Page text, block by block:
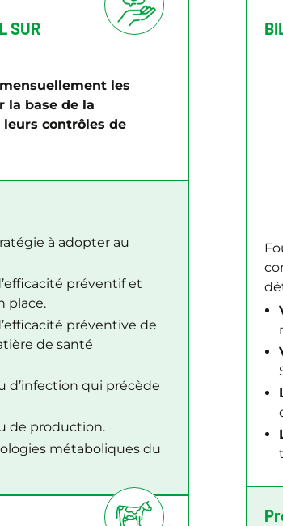
SUR
les
la base de la
contrôles de
à adopter au
préventif et
place.
préventive de
de santé
d’infection qui précède
de production.
métaboliques du